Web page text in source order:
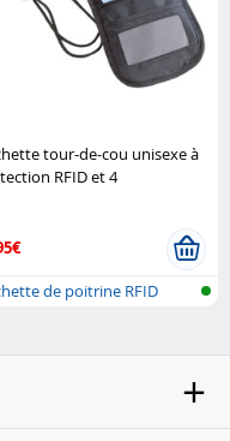
tour-de-cou unisexe à
RFID et 4
de poitrine RFID